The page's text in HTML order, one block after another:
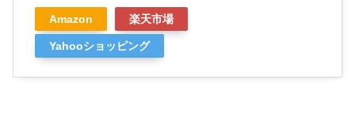
Amazon 楽天市場
Yahooショッピング